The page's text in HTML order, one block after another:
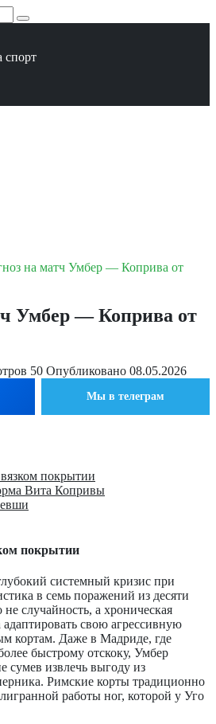
спорт
на матч Умбер — Коприва от
Умбер — Коприва от
50 Опубликовано 08.05.2026
Мы в телеграм
покрытии
Вита Копривы
покрытии
системный кризис при
в семь поражений из десяти
случайность, а хроническая
свою агрессивную
кортам. Даже в Мадриде, где
быстрому отскоку, Умбер
сумев извлечь выгоду из
Римские корты традиционно
работы ног, которой у Уго